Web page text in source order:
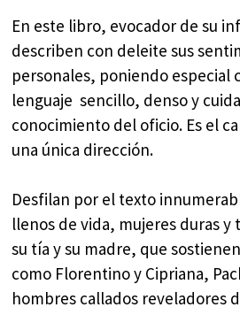
En este libro, evocador de su
describen con deleite sus
personales, poniendo especial
lenguaje sencillo, denso y
conocimiento del oficio. Es el
una única dirección.
Desfilan por el texto
llenos de vida, mujeres duras y
su tía y su madre, que
como Florentino y Cipriana,
hombres callados reveladores